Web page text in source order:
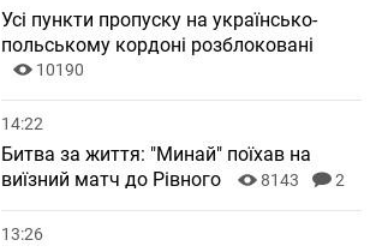
Усі пункти пропуску на українсько-
польському кордоні розблоковані
10190
14:22
Битва за життя: "Минай" поїхав на
виїзний матч до Рівного
8143 2
13:26